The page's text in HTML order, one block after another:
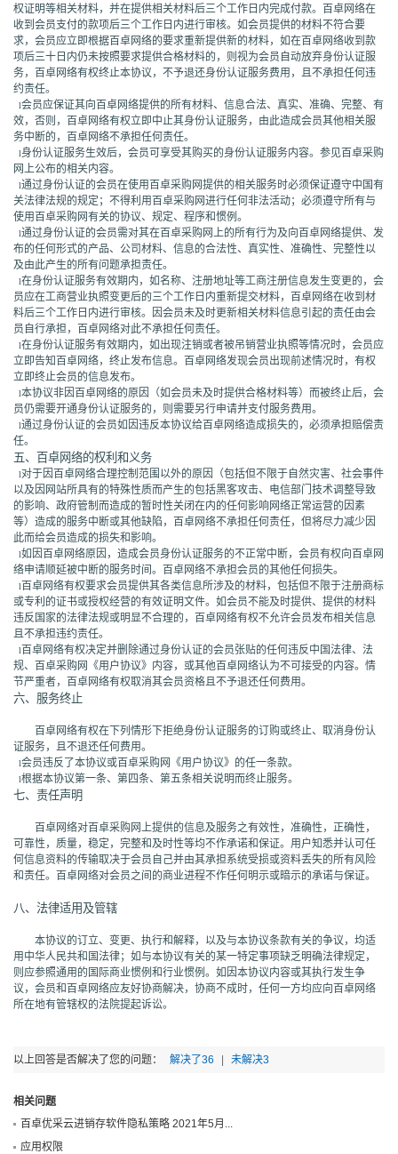
权证明等相关材料，并在提供相关材料后三个工作日内完成付款。百卓网络在
收到会员支付的款项后三个工作日内进行审核。如会员提供的材料不符合要
求，会员应立即根据百卓网络的要求重新提供新的材料，如在百卓网络收到款
项后三十日内仍未按照要求提供合格材料的，则视为会员自动放弃身份认证服
务，百卓网络有权终止本协议，不予退还身份认证服务费用，且不承担任何违
约责任。
l会员应保证其向百卓网络提供的所有材料、信息合法、真实、准确、完整、有
效，否则，百卓网络有权立即中止其身份认证服务，由此造成会员其他相关服
务中断的，百卓网络不承担任何责任。
l身份认证服务生效后，会员可享受其购买的身份认证服务内容。参见百卓采购
网上公布的相关内容。
l通过身份认证的会员在使用百卓采购网提供的相关服务时必须保证遵守中国有
关法律法规的规定；不得利用百卓采购网进行任何非法活动；必须遵守所有与
使用百卓采购网有关的协议、规定、程序和惯例。
l通过身份认证的会员需对其在百卓采购网上的所有行为及向百卓网络提供、发
布的任何形式的产品、公司材料、信息的合法性、真实性、准确性、完整性以
及由此产生的所有问题承担责任。
l在身份认证服务有效期内，如名称、注册地址等工商注册信息发生变更的，会
员应在工商营业执照变更后的三个工作日内重新提交材料，百卓网络在收到材
料后三个工作日内进行审核。因会员未及时更新相关材料信息引起的责任由会
员自行承担，百卓网络对此不承担任何责任。
l在身份认证服务有效期内，如出现注销或者被吊销营业执照等情况时，会员应
立即告知百卓网络，终止发布信息。百卓网络发现会员出现前述情况时，有权
立即终止会员的信息发布。
l本协议非因百卓网络的原因（如会员未及时提供合格材料等）而被终止后，会
员仍需要开通身份认证服务的，则需要另行申请并支付服务费用。
l通过身份认证的会员如因违反本协议给百卓网络造成损失的，必须承担赔偿责
任。
五、百卓网络的权利和义务
l对于因百卓网络合理控制范围以外的原因（包括但不限于自然灾害、社会事件
以及因网站所具有的特殊性质而产生的包括黑客攻击、电信部门技术调整导致
的影响、政府管制而造成的暂时性关闭在内的任何影响网络正常运营的因素
等）造成的服务中断或其他缺陷，百卓网络不承担任何责任，但将尽力减少因
此而给会员造成的损失和影响。
l如因百卓网络原因，造成会员身份认证服务的不正常中断，会员有权向百卓网
络申请顺延被中断的服务时间。百卓网络不承担会员的其他任何损失。
l 百卓网络有权要求会员提供其各类信息所涉及的材料，包括但不限于注册商标
或专利的证书或授权经营的有效证明文件。如会员不能及时提供、提供的材料
违反国家的法律法规或明显不合理的，百卓网络有权不允许会员发布相关信息
且不承担违约责任。
l 百卓网络有权决定并删除通过身份认证的会员张贴的任何违反中国法律、法
规、百卓采购网《用户协议》内容，或其他百卓网络认为不可接受的内容。情
节严重者，百卓网络有权取消其会员资格且不予退还任何费用。
六、服务终止
百卓网络有权在下列情形下拒绝身份认证服务的订购或终止、取消身份认
证服务，且不退还任何费用。
l会员违反了本协议或百卓采购网《用户协议》的任一条款。
l根据本协议第一条、第四条、第五条相关说明而终止服务。
七、责任声明
百卓网络对百卓采购网上提供的信息及服务之有效性，准确性，正确性，
可靠性，质量，稳定，完整和及时性等均不作承诺和保证。用户知悉并认可任
何信息资料的传输取决于会员自己并由其承担系统受损或资料丢失的所有风险
和责任。百卓网络对会员之间的商业进程不作任何明示或暗示的承诺与保证。
八、法律适用及管辖
本协议的订立、变更、执行和解释，以及与本协议条款有关的争议，均适
用中华人民共和国法律；如与本协议有关的某一特定事项缺乏明确法律规定，
则应参照通用的国际商业惯例和行业惯例。如因本协议内容或其执行发生争
议，会员和百卓网络应友好协商解决，协商不成时，任何一方均应向百卓网络
所在地有管辖权的法院提起诉讼。
以上回答是否解决了您的问题： 解决了36 未解决3
相关问题
百卓优采云进销存软件隐私策略 2021年5月...
应用权限